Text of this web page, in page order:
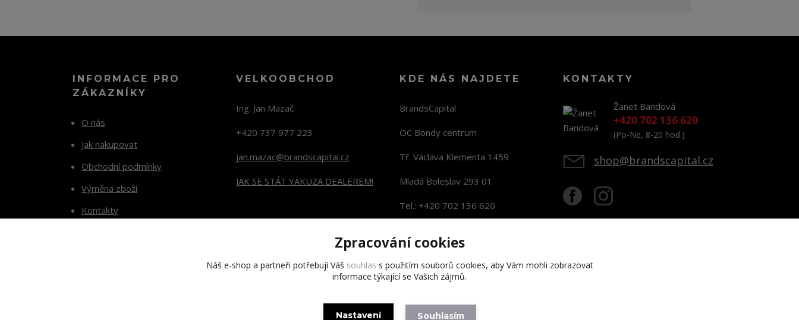
INFORMACE PRO
ZÁKAZNÍKY
O nás
Jak nakupovat
Obchodní podmínky
Výměna zboží
Kontakty
VELKOOBCHOD
Ing. Jan Mazač
+420 737 977 223
jan.mazac@brandscapital.cz
JAK SE STÁT YAKUZA DEALEREM!
KDE NÁS NAJDETE
BrandsCapital
OC Bondy centrum
Tř. Václava Klementa 1459
Mladá Boleslav 293 01
Tel.: +420 702 136 620
KONTAKTY
Žanet Bandová
+420 702 136 620
(Po-Ne, 8-20 hod.)
shop@brandscapital.cz
Copyright 2020 BrandsCapital s.r.o.
Zpracování cookies
Náš e-shop a partneři potřebují Váš souhlas s použitím souborů cookies, aby Vám mohli zobrazovat
informace týkající se Vašich zájmů.
Nastavení Souhlasím